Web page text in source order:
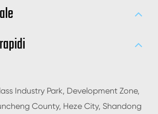
Industry Park, Development Zone,
County, Heze City, Shandong